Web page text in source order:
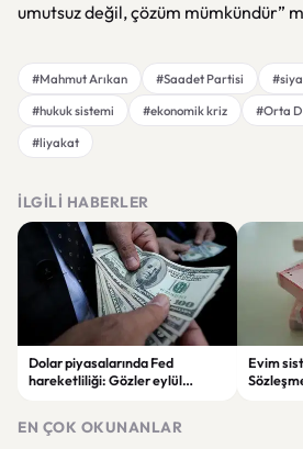
umutsuz değil, çözüm mümkündür”
#Mahmut Arıkan #Saadet Partisi
#hukuk sistemi
#ekonomik kriz #Orta
#liyakat
İLGILI HABERLER
Dolar piyasalarında Fed
hareketliliği: Gözler eylül
Evim
EN ÇOK OKUNANLAR